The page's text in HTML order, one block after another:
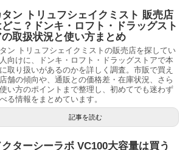
タン トリュフシェイクミスト 販売店
どこ？ドンキ・ロフト・ドラッグスト
の取扱状況と使い方まとめ
ン トリュフシェイクミストの販売店を探してい
向けに、ドンキ・ロフト・ドラッグストアで本
取り扱いがあるのかを詳しく調査。市販で買え
舗の傾向や、通販との価格差・在庫状況、さら
い方のポイントまで整理し、初めてでも迷わず
る情報をまとめています。
記事を読む
クターシーラボ VC100大容量は買う